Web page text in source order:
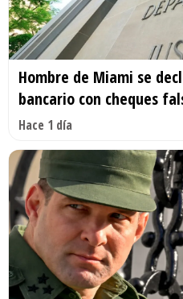
Hombre de Miami se
bancario con cheques
Hace 1 día